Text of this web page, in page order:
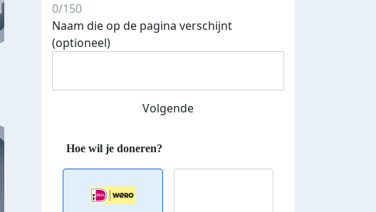
0/150
Naam die op de pagina verschijnt
(optioneel)
Volgende